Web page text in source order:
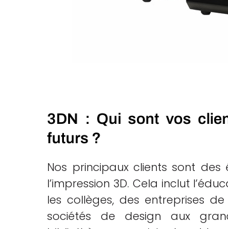
3DN : Qui sont vos
futurs ?
Nos principaux clients sont des
l’impression 3D. Cela inclut
les collèges, des entreprises
sociétés de design aux